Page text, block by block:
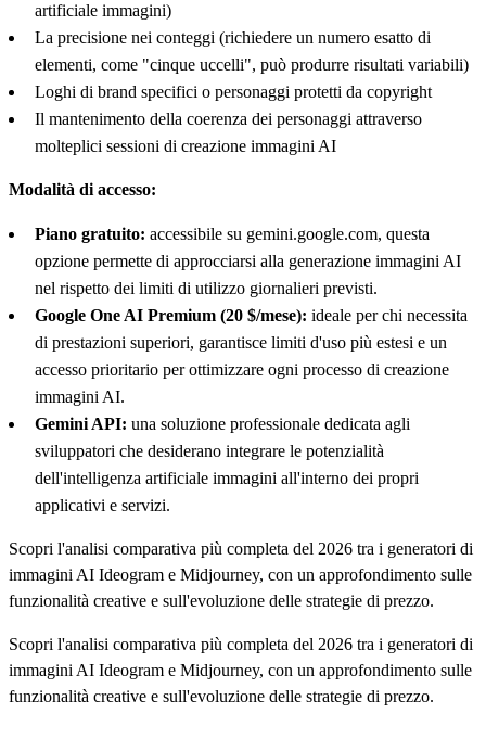
artificiale immagini)
La precisione nei conteggi (richiedere un numero esatto di
elementi, come "cinque uccelli", può produrre risultati variabili)
Loghi di brand specifici o personaggi protetti da copyright
Il mantenimento della coerenza dei personaggi attraverso
molteplici sessioni di creazione immagini AI
Modalità di accesso:
Piano gratuito: accessibile su gemini.google.com, questa
opzione permette di approcciarsi alla generazione immagini AI
nel rispetto dei limiti di utilizzo giornalieri previsti.
Google One AI Premium (20 $/mese): ideale per chi necessita
di prestazioni superiori, garantisce limiti d'uso più estesi e un
accesso prioritario per ottimizzare ogni processo di creazione
immagini AI.
Gemini API: una soluzione professionale dedicata agli
sviluppatori che desiderano integrare le potenzialità
dell'intelligenza artificiale immagini all'interno dei propri
applicativi e servizi.
Scopri l'analisi comparativa più completa del 2026 tra i generatori di
immagini AI Ideogram e Midjourney, con un approfondimento sulle
funzionalità creative e sull'evoluzione delle strategie di prezzo.
Scopri l'analisi comparativa più completa del 2026 tra i generatori di
immagini AI Ideogram e Midjourney, con un approfondimento sulle
funzionalità creative e sull'evoluzione delle strategie di prezzo.